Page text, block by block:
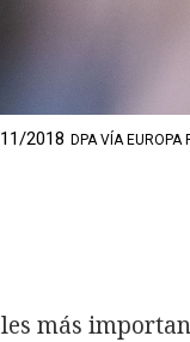
2018 DPA VÍA EUROPA
más